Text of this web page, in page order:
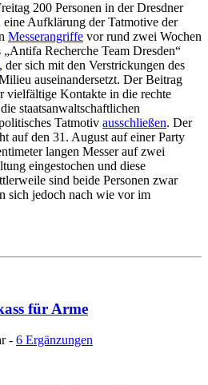
200 Personen in der Dresdner
eine Aufklärung der Tatmotive der
Messerangriffe vor rund zwei Wochen
Recherche Team Dresden“
, der sich mit den Verstrickungen des
auseinandersetzt. Der Beitrag
vielfältige Kontakte in die rechte
staatsanwaltschaftlichen
Tatmotiv ausschließen. Der
auf den 31. August auf einer Party
langen Messer auf zwei
eingestochen und diese
sind beide Personen zwar
sich jedoch nach wie vor im
für Arme
- 6 Ergänzungen